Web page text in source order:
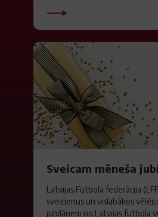
Sveicam mēneša
Latvijas Futbola federācija
sveicienus un vislabākos
jubilāriem no Latvijas futbola